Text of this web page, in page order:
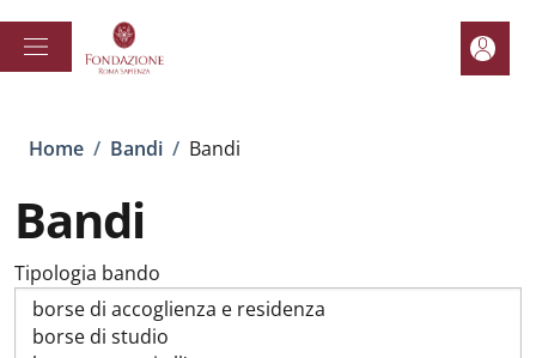
Area
Briciole di pane
Home / Bandi / Bandi
Bandi
Tipologia bando